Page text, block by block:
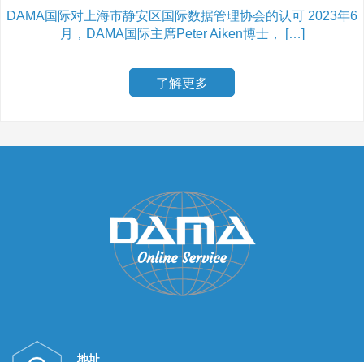
DAMA国际对上海市静安区国际数据管理协会的认可 2023年6
月，DAMA国际主席Peter Aiken博士， […]
了解更多
地址